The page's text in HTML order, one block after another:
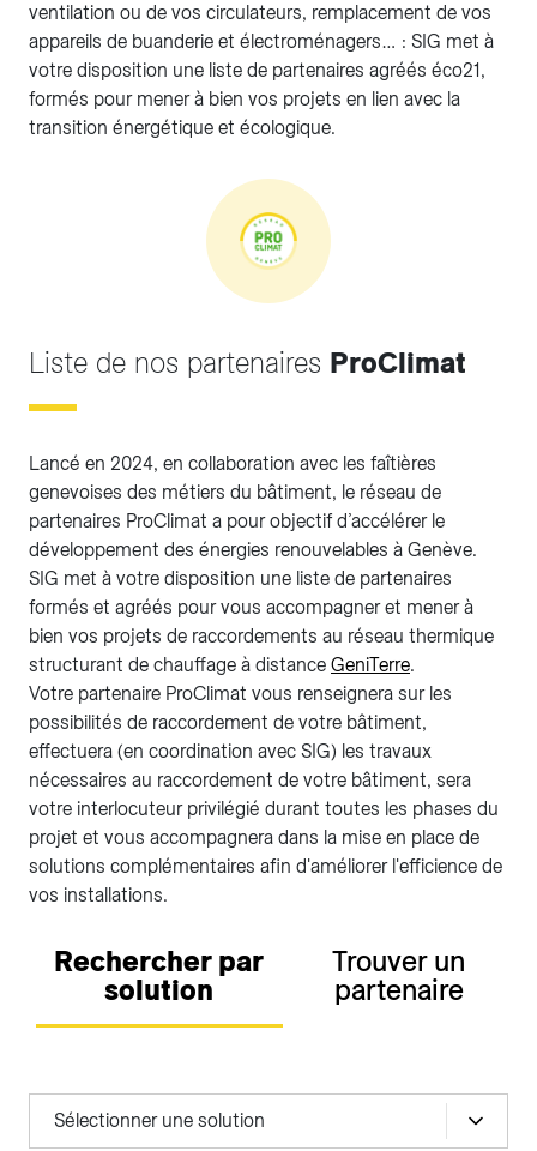
ventilation ou de vos circulateurs, remplacement de vos
appareils de buanderie et électroménagers… : SIG met à
votre disposition une liste de partenaires agréés éco21,
formés pour mener à bien vos projets en lien avec la
transition énergétique et écologique.
Liste de nos partenaires ProClimat
Lancé en 2024, en collaboration avec les faîtières
genevoises des métiers du bâtiment, le réseau de
partenaires ProClimat a pour objectif d’accélérer le
développement des énergies renouvelables à Genève.
SIG met à votre disposition une liste de partenaires
formés et agréés pour vous accompagner et mener à
bien vos projets de raccordements au réseau thermique
structurant de chauffage à distance GeniTerre.
Votre partenaire ProClimat vous renseignera sur les
possibilités de raccordement de votre bâtiment,
effectuera (en coordination avec SIG) les travaux
nécessaires au raccordement de votre bâtiment, sera
votre interlocuteur privilégié durant toutes les phases du
projet et vous accompagnera dans la mise en place de
solutions complémentaires afin d'améliorer l'efficience de
vos installations.
Rechercher par
solution
Trouver un
partenaire
Sélectionner une solution